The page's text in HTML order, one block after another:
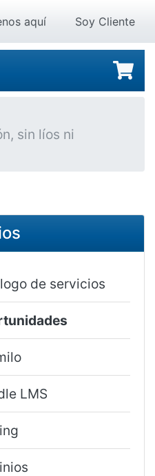
aquí Soy Cliente
sin líos ni
de servicios
LMS